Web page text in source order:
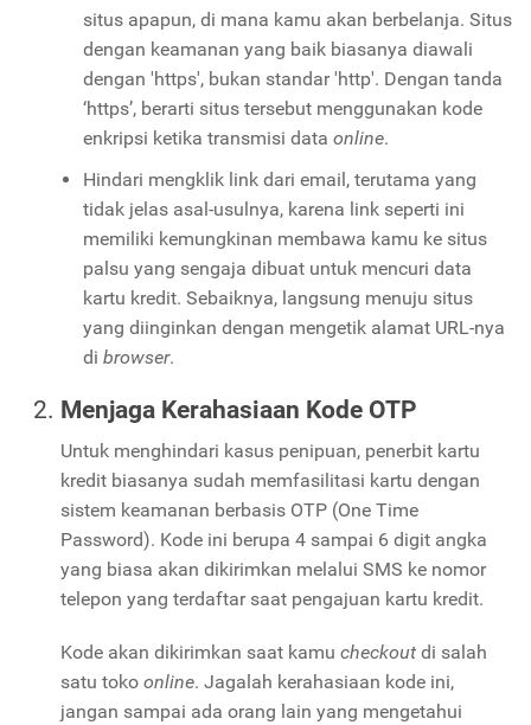
situs apapun, di mana kamu akan berbelanja. Situs
dengan keamanan yang baik biasanya diawali
dengan 'https', bukan standar 'http'. Dengan tanda
‘https’, berarti situs tersebut menggunakan kode
enkripsi ketika transmisi dataonline.
Hindari mengklik link dari email, terutama yang
tidak jelas asal-usulnya, karena link seperti ini
memiliki kemungkinan membawa kamu ke situs
palsu yang sengaja dibuat untuk mencuri data
kartu kredit. Sebaiknya, langsung menuju situs
yang diinginkan dengan mengetik alamat URL-nya
dibrowser.
Menjaga Kerahasiaan Kode OTP
Untuk menghindari kasus penipuan, penerbit kartu
kredit biasanya sudah memfasilitasi kartu dengan
sistem keamanan berbasis OTP (One Time
Password). Kode ini berupa 4 sampai 6 digit angka
yang biasa akan dikirimkan melalui SMS ke nomor
telepon yang terdaftar saat pengajuan kartu kredit.
Kode akan dikirimkan saat kamu checkout di salah
satu toko online. Jagalah kerahasiaan kode ini,
jangan sampai ada orang lain yang mengetahui